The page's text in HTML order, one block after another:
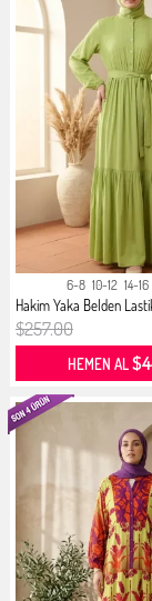
6-8 10-12 14-16
Hakim Yaka Belden
$257.00
HEMEN AL